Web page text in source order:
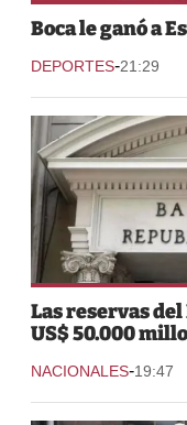
Boca le ganó a
DEPORTES-21:29
Las reservas
US$ 50.000
NACIONALES-19:47